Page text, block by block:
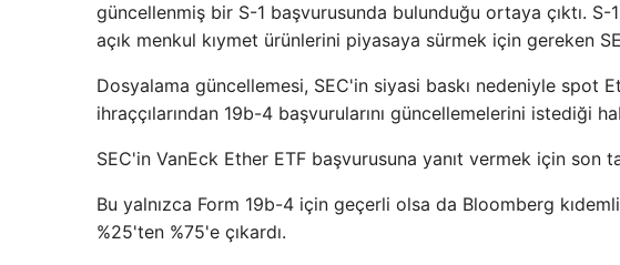
güncellenmiş bir S-1 başvurusunda bulunduğu ortaya çıktı.
açık menkul kıymet ürünlerini piyasaya sürmek için gereken
Dosyalama güncellemesi, SEC'in siyasi baskı nedeniyle spot
ihraççılarından 19b-4 başvurularını güncellemelerini istediği
SEC'in VanEck Ether ETF başvurusuna yanıt vermek için son
Bu yalnızca Form 19b-4 için geçerli olsa da Bloomberg kıdemli
%25'ten %75'e çıkardı.